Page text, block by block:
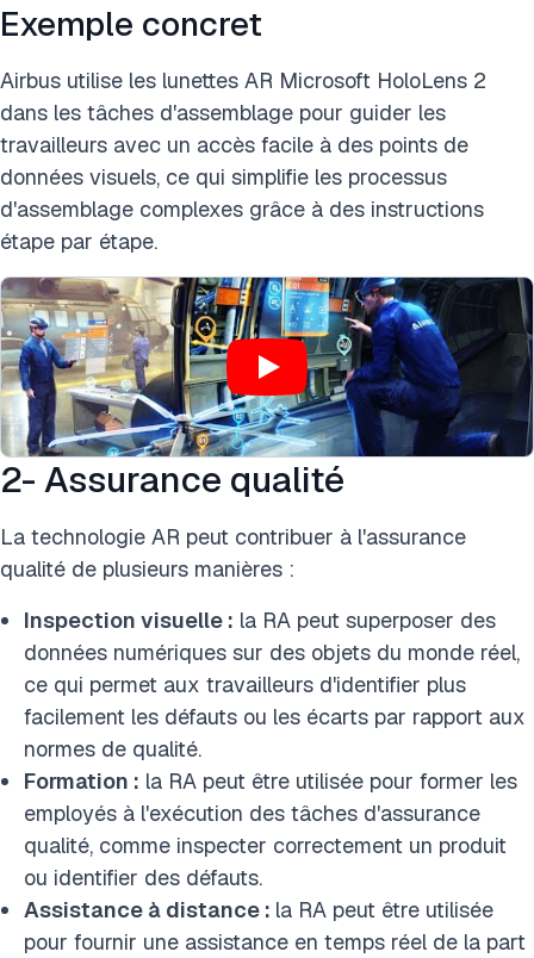
Exemple concret
Airbus utilise les lunettes AR Microsoft HoloLens 2
dans les tâches d'assemblage pour guider les
travailleurs avec un accès facile à des points de
données visuels, ce qui simplifie les processus
d'assemblage complexes grâce à des instructions
étape par étape.
2- Assurance qualité
La technologie AR peut contribuer à l'assurance
qualité de plusieurs manières :
Inspection visuelle : la RA peut superposer des
données numériques sur des objets du monde réel,
ce qui permet aux travailleurs d'identifier plus
facilement les défauts ou les écarts par rapport aux
normes de qualité.
Formation : la RA peut être utilisée pour former les
employés à l'exécution des tâches d'assurance
qualité, comme inspecter correctement un produit
ou identifier des défauts.
Assistance à distance : la RA peut être utilisée
pour fournir une assistance en temps réel de la part